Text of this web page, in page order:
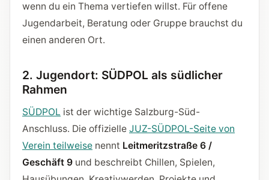
wenn du ein Thema vertiefen willst. Für offene
Jugendarbeit, Beratung oder Gruppe brauchst du
einen anderen Ort.
2. Jugendort: SÜDPOL als südlicher
Rahmen
SÜDPOL ist der wichtige Salzburg-Süd-
Anschluss. Die offizielle JUZ-SÜDPOL-Seite von
Verein teilweise nennt Leitmeritzstraße 6 /
Geschäft 9 und beschreibt Chillen, Spielen,